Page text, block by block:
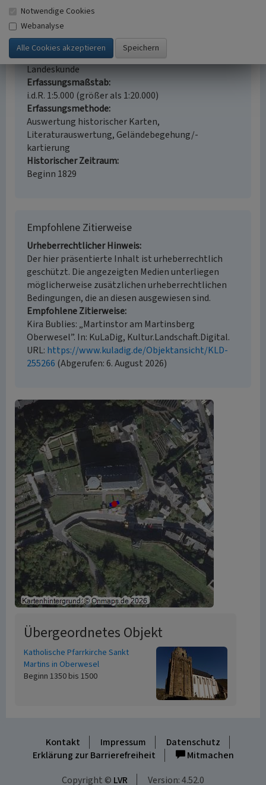
Geschütztes Kulturdenkmal gem. § 8 DSchG
Rheinland-Pfalz
Fachsicht(en)
Kulturlandschaftspflege, Denkmalpflege,
Landeskunde
Erfassungsmaßstab
i.d.R. 1:5.000 (größer als 1:20.000)
Erfassungsmethode
Auswertung historischer Karten,
Literaturauswertung, Geländebegehung/-
kartierung
Historischer Zeitraum
Beginn 1829
Empfohlene Zitierweise
Urheberrechtlicher Hinweis
Der hier präsentierte Inhalt ist urheberrechtlich
geschützt. Die angezeigten Medien unterliegen
möglicherweise zusätzlichen urheberrechtlichen
Bedingungen, die an diesen ausgewiesen sind.
Empfohlene Zitierweise
Kira Bublies: „Martinstor am Martinsberg
Oberwesel”. In: KuLaDig, Kultur.Landschaft.Digital.
URL: https://www.kuladig.de/Objektansicht/KLD-
255266 (Abgerufen: 6. August 2026)
Übergeordnetes Objekt
Katholische Pfarrkirche Sankt
Martins in Oberwesel
Beginn 1350 bis 1500
Kontakt Impressum
Datenschutz
Erklärung zur Barrierefreiheit
Mitmachen
Copyright © LVR Version: 4.52.0
Notwendige Cookies
Webanalyse